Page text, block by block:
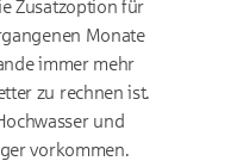
Zusatzoption für
Monate
immer mehr
zu rechnen ist.
und
vorkommen.